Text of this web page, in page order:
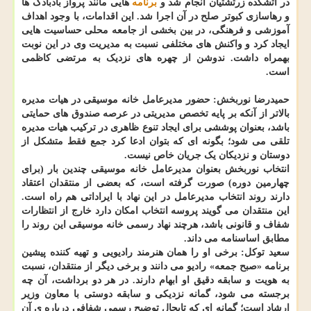
در آتشکده زرتشتیان انجام شد و برنامه هایی مانند پرواز بادبادک ها
و رهاسازی کبوتر صلح در آن اجرا شد. این اقدامات، با وجود اهداف
آموزشی و فرهنگی، در بین بخشی از جامعه محلی حساسیت هایی
ایجاد کرد و واکنش های مختلفی نسبت به مدیریت وی در این نوبت
بهمراه داشت. ندوشن از چهره های نزدیک به مرتضی کاظمی
است.
حمیدرضا نوربخش: حضور مدیرعامل خانه موسیقی در هیات مدیره
بالاتر از آنکه بر پایه تخصص مدیریتی در عرصه صندوق های حمایتی
باشد، بعنوان پوششی برای ایجاد تنوع ظاهری در ترکیب هیات مدیره
تلقی می شود؛ بگونه ای که بتوان ادعا کرد جمع فقط متشکل از
دوستان و نزدیکان یک جریان خاص نیست.
انتخاب نوربخش بعنوان مدیرعامل خانه موسیقی چندین بار (برای
چهارمین دوره) صورت گرفته است، که بعضی از منتقدان اعتقاد
دارند روند انتخاب مدیرعامل در این نهاد با ایراداتی هم راه است.
این منتقدان می گویند پروسه انتخاب امکان دارد خارج از انتظارات
شفاف و قانونی باشد، هرچند نهاد رسمی خانه موسیقی این روند را
مطابق اساسنامه می داند.
سعید توکل: برخی او را همان هنرمند رادیویی و تهیه کننده پیشین
برنامه «صبح جمعه» رادیو می دانند و برخی دیگر از منتقدان، نسبت
به هویت و سابقه دقیق او ابهام دارند. در هر دو برداشت، آن چه
برجسته می شود، گمانه نزدیکی و سابقه دوستی با معاون وزیر
ارشاد است؛ گمانه ای که تابحال توضیح رسمی شفافی درباره ی آن